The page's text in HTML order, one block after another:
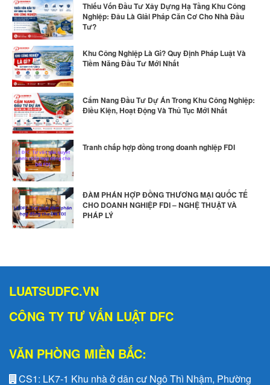
Thiếu Vốn Đầu Tư Xây Dựng Hạ Tầng Khu Công
Nghiệp: Đâu Là Giải Pháp Căn Cơ Cho Nhà Đầu
Tư?
Khu Công Nghiệp Là Gì? Quy Định Pháp Luật Và
Tiềm Năng Đầu Tư Mới Nhất
Cẩm Nang Đầu Tư Dự Án Trong Khu Công Nghiệp:
Điều Kiện, Hoạt Động Và Thủ Tục Mới Nhất
Tranh chấp hợp đồng trong doanh nghiệp FDI
ĐÀM PHÁN HỢP ĐỒNG THƯƠNG MẠI QUỐC TẾ
CHO DOANH NGHIỆP FDI – NGHỆ THUẬT VÀ
PHÁP LÝ
LUATSUDFC.VN
CÔNG TY TƯ VẤN LUẬT DFC
VĂN PHÒNG MIỀN BẮC:
CS1: LK7-1 Khu nhà ở dân cư Ngô Thì Nhậm, Phường